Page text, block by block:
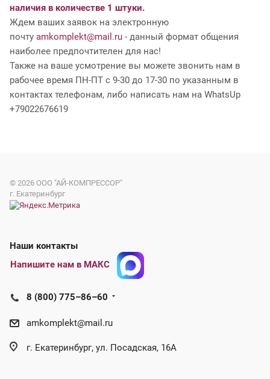
наличия в количестве 1 штуки.
Ждем ваших заявок на электронную
почту amkomplekt@mail.ru - данный формат общения
наиболее предпочтителен для нас!
Также на ваше усмотрение вы можете звонить нам в
рабочее время ПН-ПТ с 9-30 до 17-30 по указанным в
контактах телефонам, либо написать нам на WhatsUp
+79022676619
© 2026 ООО "АЙ-КОМПРЕССОР"
г. Екатеринбург
Наши контакты
Напишите нам в МАКС
8 (800) 775–86–60
amkomplekt@mail.ru
г. Екатеринбург, ул. Посадская, 16А